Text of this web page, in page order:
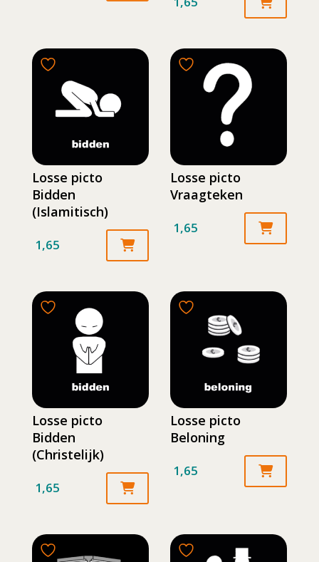
Losse picto
Bidden
(Islamitisch)
1,65
Losse picto
Vraagteken
1,65
Losse picto
Bidden
(Christelijk)
1,65
Losse picto
Beloning
1,65